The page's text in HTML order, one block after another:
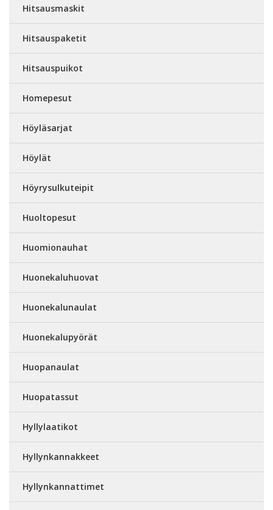
Hitsausmaskit
Hitsauspaketit
Hitsauspuikot
Homepesut
Höyläsarjat
Höylät
Höyrysulkuteipit
Huoltopesut
Huomionauhat
Huonekaluhuovat
Huonekalunaulat
Huonekalupyörät
Huopanaulat
Huopatassut
Hyllylaatikot
Hyllynkannakkeet
Hyllynkannattimet